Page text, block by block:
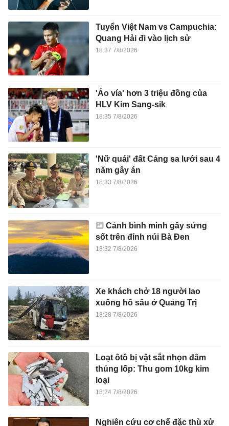
Tuyển Việt Nam vs Campuchia:
Quang Hải đi vào lịch sử
18:37 7/8/2026
'Áo vía' hơn 3 triệu đồng của
HLV Kim Sang-sik
18:35 7/8/2026
'Nữ quái' đất Cảng sa lưới sau 4
năm gây án
18:33 7/8/2026
Cảnh bình minh gây sửng
sốt trên đỉnh núi Bà Đen
18:32 7/8/2026
Xe khách chở 18 người lao
xuống hố sâu ở Quảng Trị
18:28 7/8/2026
Loạt ôtô bị vật sắt nhọn đâm
thủng lốp: Thu gom 10kg kim
loại
18:24 7/8/2026
Nghiên cứu cơ chế đặc thù xử